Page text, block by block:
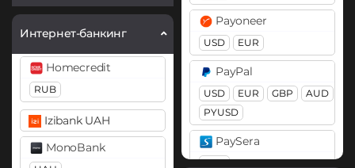
ERC20
Cosmos (ATOM)
DAI
ERC20
DASH
Decentraland (MANA)
Интернет-банкинг
Homecredit
RUB
Izibank UAH
MonoBank
Polkadot (DOT)
DOT
Ethereum (ETH)
BEP20 ERC20
OP
ARB
BASE
Ethereum Classic (ETC)
Gram (Toncoin)
Payoneer
USD EUR
PayPal
USD EUR GBP
AUD
PYUSD
PaySera
EUR